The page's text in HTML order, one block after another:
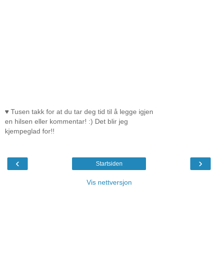
♥ Tusen takk for at du tar deg tid til å legge igjen
en hilsen eller kommentar! :) Det blir jeg
kjempeglad for!!
‹ ›
Startsiden
Vis nettversjon